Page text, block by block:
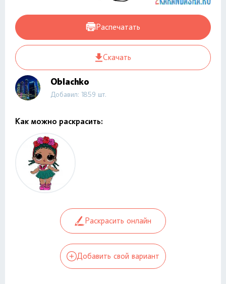
Распечатать
Скачать
Oblachko
Добавил: 1859 шт.
Как можно раскрасить:
Раскрасить онлайн
Добавить свой вариант